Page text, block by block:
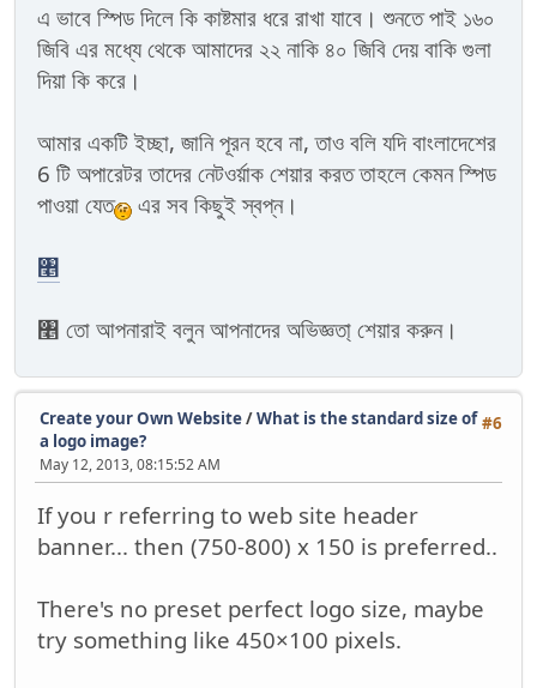
এ ভাবে স্পিড দিলে কি কাষ্টমার ধরে রাখা যাবে। শুনতে পাই ১৬০
জিবি এর মধ্যে থেকে আমাদের ২২ নাকি ৪০ জিবি দেয় বাকি গুলা
দিয়া কি করে।
আমার একটি ইচ্ছা, জানি পূরন হবে না, তাও বলি যদি বাংলাদেশের
6 টি অপারেটর তাদের নেটওর্য়াক শেয়ার করত তাহলে কেমন স্পিড
পাওয়া যেত
এর সব কিছুই স্বপ্ন।
৥
৥ তো আপনারাই বলুন আপনাদের অভিজ্ঞতা্ শেয়ার করুন।
#6
Create your Own Website/What is the standard size of
a logo image?
May 12, 2013, 08:15:52 AM
If you r referring to web site header
banner... then (750-800) x 150 is preferred..
There's no preset perfect logo size, maybe
try something like 450×100 pixels.